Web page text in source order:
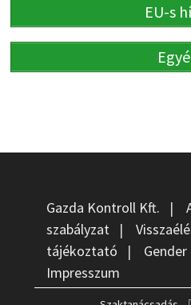
EU-s
Gazda Kontroll Kft. |
szabályzat|
tájékoztató |
Impresszum